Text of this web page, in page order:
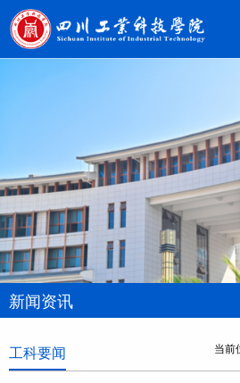
新闻资讯
工科要闻 当前